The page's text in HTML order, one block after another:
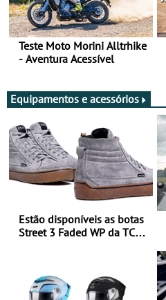
Teste Moto Morini Alltrhike
- Aventura Acessível
Equipamentos e acessórios
Estão disponíveis as botas
Street 3 Faded WP da TCX